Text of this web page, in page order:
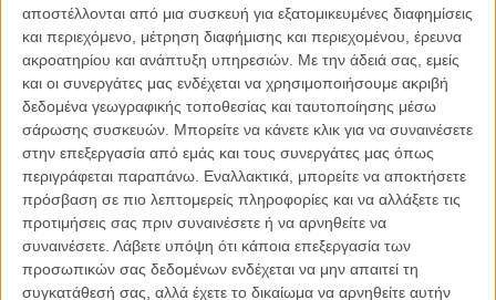
αποστέλλονται από μια συσκευή για εξατομικευμένες διαφημίσεις
και περιεχόμενο, μέτρηση διαφήμισης και περιεχομένου, έρευνα
ακροατηρίου και ανάπτυξη υπηρεσιών. Με την άδειά σας, εμείς
και οι συνεργάτες μας ενδέχεται να χρησιμοποιήσουμε ακριβή
δεδομένα γεωγραφικής τοποθεσίας και ταυτοποίησης μέσω
σάρωσης συσκευών. Μπορείτε να κάνετε κλικ για να συναινέσετε
στην επεξεργασία από εμάς και τους συνεργάτες μας όπως
περιγράφεται παραπάνω. Εναλλακτικά, μπορείτε να αποκτήσετε
πρόσβαση σε πιο λεπτομερείς πληροφορίες και να αλλάξετε τις
προτιμήσεις σας πριν συναινέσετε ή να αρνηθείτε να
συναινέσετε. Λάβετε υπόψη ότι κάποια επεξεργασία των
προσωπικών σας δεδομένων ενδέχεται να μην απαιτεί τη
συγκατάθεσή σας, αλλά έχετε το δικαίωμα να αρνηθείτε αυτήν
έδωσε νέα πνοή στην γκανγκστερική ταινία, βρέθηκε υποψήφιο για
6 Οσκαρ - κέρδισε το Β' Ανδρικού ο Τζο Πέσι - και
στρογγυλοκάθησε στην πολύ δική του θέση στην ιστορία του
Δείτε ακόμη: Ο Ρέι Λιότα περιγράφει το ιστορικό μονοπλάνο
των «Καλών Παιδιών» στο Copacabana
Το Φεστιβάλ τη Τραϊμπέκα, με ιδρυτή, άλλωστε, τον Ρόμπερτ Ντε
Νίρο, αποφάσισε να μην αφήσει την 25η επέτειο της ταινίας να πάει
χαμένη κι έτσι στην τελετή λήξης του, στις 25 Απριλίου, σε μια
βραδιά με οικοδεσπότη τον Τζον Στιούαρτ, θα προβάλλει ξανά τα
«Καλά Παιδιά» στη μεγάλη οθόνη για το κοινό. Ο Μάρτιν Σκορσέζε